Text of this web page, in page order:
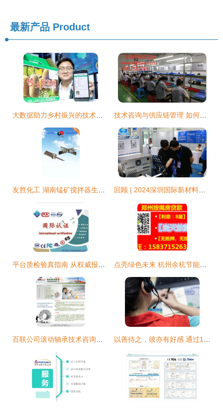
最新产品 Product
大数据助力乡村振兴的技术服务路径与实践 技术咨询与供应链管理 如何通过专业服务提升企业竞争力？
友胜化工 湖南锰矿搅拌器生产企业技术导览 回顾 | 2024深圳国际新材料创新应用博览会圆满落幕 技术服务引领产业升级
平台质检验真指南 从权威报告到视觉呈现的合规之道 点亮绿色未来 杭州余杭节能技术应用研究所的节能光源与技术服务实践
百联公司滚动轴承技术咨询与培训服务 精准赋能工业传动系统 以善待之，彼亦有好感 通过12348法律服务咨询热线实现技术咨询的温度传递